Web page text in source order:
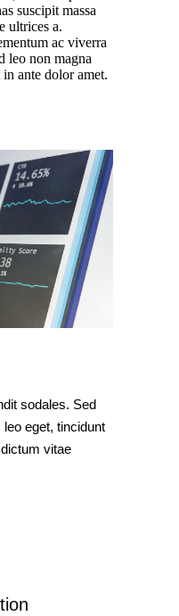
suscipit massa
ultrices a.
ac viverra
leo non magna
ante dolor amet.
sodales. Sed
eget, tincidunt
vitae